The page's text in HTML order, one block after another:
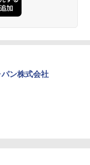
ン株式会社